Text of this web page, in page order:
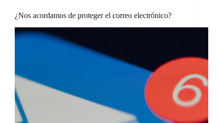
¿Nos acordamos de proteger el correo electrónico?